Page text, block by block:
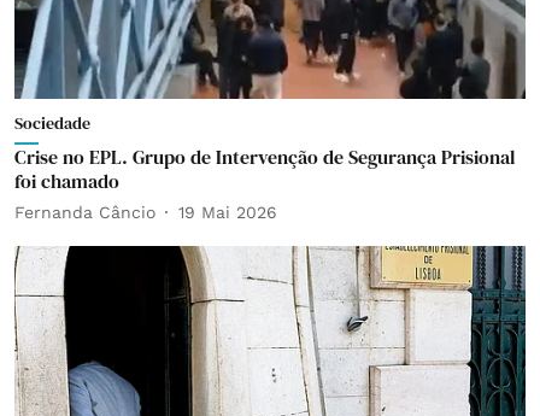
Sociedade
Crise no EPL. Grupo de Intervenção de Segurança Prisional
foi chamado
Fernanda Câncio 19 Mai 2026